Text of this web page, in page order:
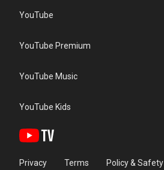
YouTube
YouTube Premium
YouTube Music
YouTube Kids
Privacy Terms Policy & Safety